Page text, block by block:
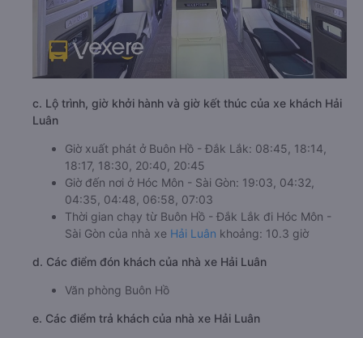
c. Lộ trình, giờ khởi hành và giờ kết thúc của xe khách Hải
Luân
Giờ xuất phát ở Buôn Hồ - Đắk Lắk: 08:45, 18:14,
18:17, 18:30, 20:40, 20:45
Giờ đến nơi ở Hóc Môn - Sài Gòn: 19:03, 04:32,
04:35, 04:48, 06:58, 07:03
Thời gian chạy từ Buôn Hồ - Đắk Lắk đi Hóc Môn -
Sài Gòn của nhà xe Hải Luân khoảng: 10.3 giờ
d. Các điểm đón khách của nhà xe Hải Luân
Văn phòng Buôn Hồ
e. Các điểm trả khách của nhà xe Hải Luân